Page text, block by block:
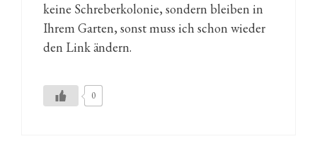
keine Schreberkolonie, sondern bleiben in
Ihrem Garten, sonst muss ich schon wieder
den Link ändern.
0